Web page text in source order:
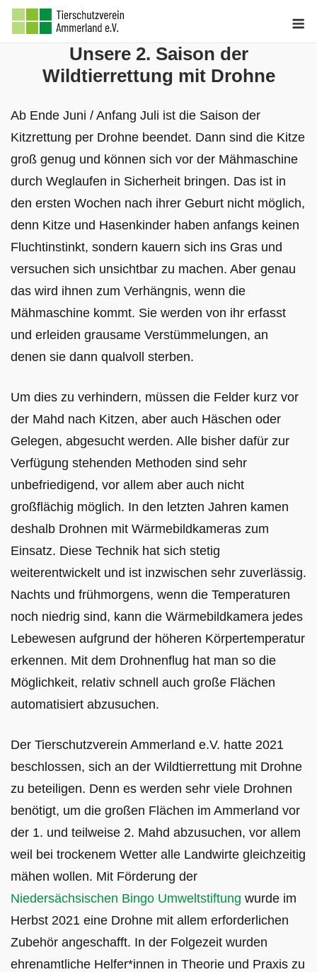
Skip
Unsere 2. Saison der
Wildtierrettung mit Drohne
Ab Ende Juni / Anfang Juli ist die Saison der
Kitzrettung per Drohne beendet. Dann sind die Kitze
groß genug und können sich vor der Mähmaschine
durch Weglaufen in Sicherheit bringen. Das ist in
den ersten Wochen nach ihrer Geburt nicht möglich,
denn Kitze und Hasenkinder haben anfangs keinen
Fluchtinstinkt, sondern kauern sich ins Gras und
versuchen sich unsichtbar zu machen. Aber genau
das wird ihnen zum Verhängnis, wenn die
Mähmaschine kommt. Sie werden von ihr erfasst
und erleiden grausame Verstümmelungen, an
denen sie dann qualvoll sterben.
Um dies zu verhindern, müssen die Felder kurz vor
der Mahd nach Kitzen, aber auch Häschen oder
Gelegen, abgesucht werden. Alle bisher dafür zur
Verfügung stehenden Methoden sind sehr
unbefriedigend, vor allem aber auch nicht
großflächig möglich. In den letzten Jahren kamen
deshalb Drohnen mit Wärmebildkameras zum
Einsatz. Diese Technik hat sich stetig
weiterentwickelt und ist inzwischen sehr zuverlässig.
Nachts und frühmorgens, wenn die Temperaturen
noch niedrig sind, kann die Wärmebildkamera jedes
Lebewesen aufgrund der höheren Körpertemperatur
erkennen. Mit dem Drohnenflug hat man so die
Möglichkeit, relativ schnell auch große Flächen
automatisiert abzusuchen.
Der Tierschutzverein Ammerland e.V. hatte 2021
beschlossen, sich an der Wildtierrettung mit Drohne
zu beteiligen. Denn es werden sehr viele Drohnen
benötigt, um die großen Flächen im Ammerland vor
der 1. und teilweise 2. Mahd abzusuchen, vor allem
weil bei trockenem Wetter alle Landwirte gleichzeitig
mähen wollen. Mit Förderung der
Niedersächsischen Bingo Umweltstiftung wurde im
Herbst 2021 eine Drohne mit allem erforderlichen
Zubehör angeschafft. In der Folgezeit wurden
ehrenamtliche Helfer*innen in Theorie und Praxis zu